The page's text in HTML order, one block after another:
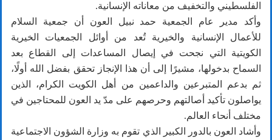
الفلسطيني والتخفيف من معاناته الإنسانية.
وأكد مدير عام الجمعية حمد نبيل العون أن جمعية السلام
للأعمال الإنسانية والخيرية تُعد من أوائل الجمعيات الخيرية
الكويتية التي نجحت في إيصال المساعدات إلى القطاع بعد
السماح بدخولها، مشيرًا إلى أن هذا الإنجاز تحقق بفضل الله أولًا،
ثم بدعم المتبرعين والداعمين من أهل الكويت الكرام، الذين
يواصلون تأكيد أصالتهم وحرصهم على مدّ يد العون للمحتاجين في
مختلف أنحاء العالم.
وأشاد العون بالدور الكبير الذي تقوم به وزارة الشؤون الاجتماعية